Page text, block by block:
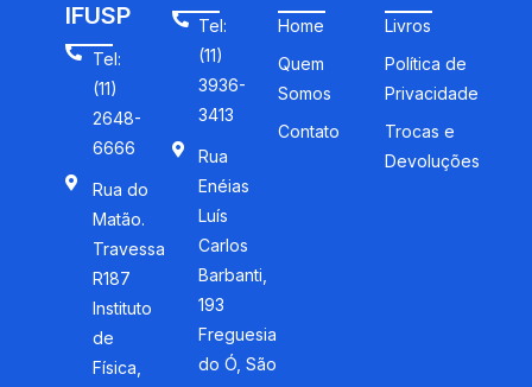
IFUSP
Tel:
(11)
2648-
6666
Rua do
Matão.
Travessa
R187
Instituto
de
Física,
Tel:
(11)
3936-
3413
Rua
Enéias
Luís
Carlos
Barbanti,
193
Freguesia
do Ó, São
Home
Quem
Somos
Contato
Livros
Política de
Privacidade
Trocas e
Devoluções